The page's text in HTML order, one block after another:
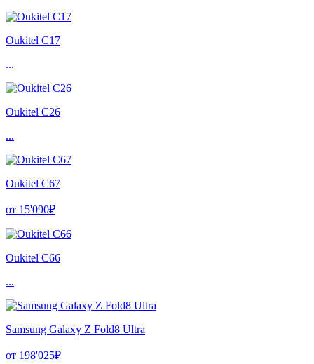
Oukitel C17
...
Oukitel C26
...
Oukitel C67
от 15'090₽
Oukitel C66
...
Samsung Galaxy Z Fold8 Ultra
от 198'025₽